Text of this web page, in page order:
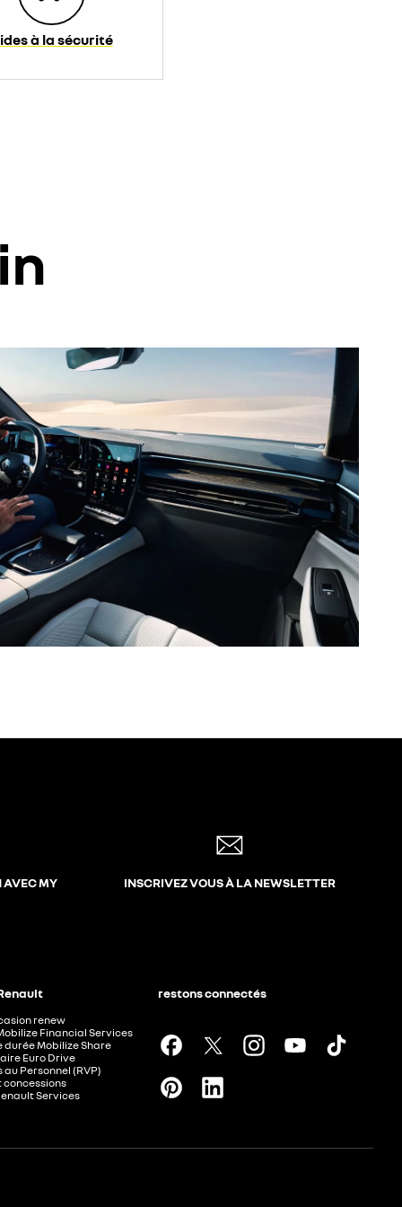
à la sécurité
AVEC MY
INSCRIVEZ VOUS À LA NEWSLETTER
renew
Financial Services
Mobilize Share
Euro Drive
Personnel (RVP)
concessions
Services
restons connectés